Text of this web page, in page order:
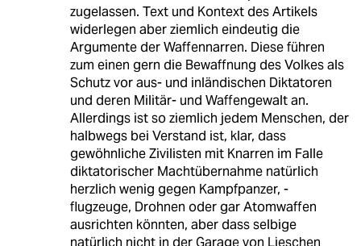
zugelassen. Text und Kontext des Artikels
widerlegen aber ziemlich eindeutig die
Argumente der Waffennarren. Diese führen
zum einen gern die Bewaffnung des Volkes als
Schutz vor aus- und inländischen Diktatoren
und deren Militär- und Waffengewalt an.
Allerdings ist so ziemlich jedem Menschen, der
halbwegs bei Verstand ist, klar, dass
gewöhnliche Zivilisten mit Knarren im Falle
diktatorischer Machtübernahme natürlich
herzlich wenig gegen Kampfpanzer, -
flugzeuge, Drohnen oder gar Atomwaffen
ausrichten könnten, aber dass selbige